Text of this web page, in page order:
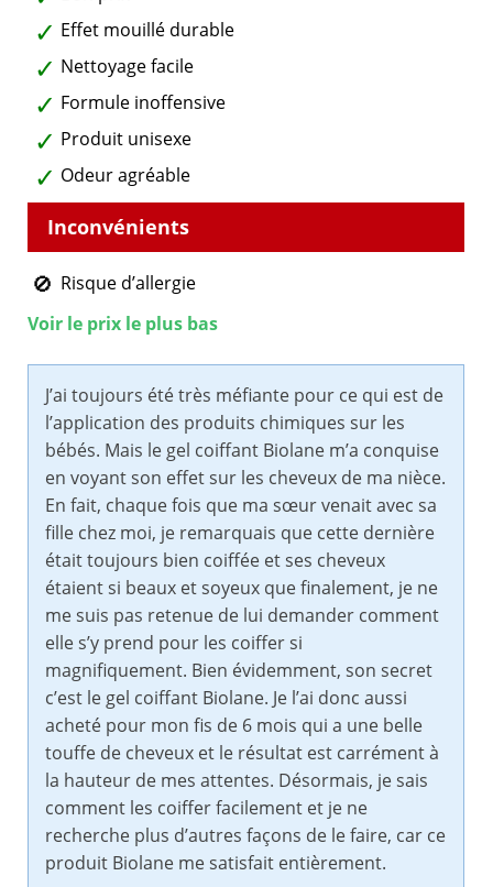
Effet mouillé durable
Nettoyage facile
Formule inoffensive
Produit unisexe
Odeur agréable
Risque d’allergie
Voir le prix le plus bas
J’ai toujours été très méfiante pour ce qui est de
l’application des produits chimiques sur les
bébés. Mais le gel coiffant Biolane m’a conquise
en voyant son effet sur les cheveux de ma nièce.
En fait, chaque fois que ma sœur venait avec sa
fille chez moi, je remarquais que cette dernière
était toujours bien coiffée et ses cheveux
étaient si beaux et soyeux que finalement, je ne
me suis pas retenue de lui demander comment
elle s’y prend pour les coiffer si
magnifiquement. Bien évidemment, son secret
c’est le gel coiffant Biolane. Je l’ai donc aussi
acheté pour mon fis de 6 mois qui a une belle
touffe de cheveux et le résultat est carrément à
la hauteur de mes attentes. Désormais, je sais
comment les coiffer facilement et je ne
recherche plus d’autres façons de le faire, car ce
produit Biolane me satisfait entièrement.